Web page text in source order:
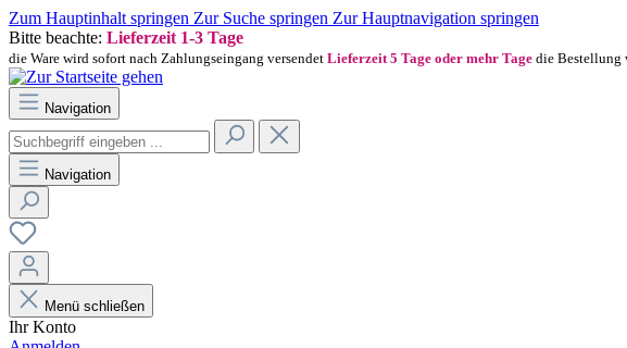
Zum Hauptinhalt springen Zur Suche springen Zur Hauptnavigation springen
Bitte beachte: Lieferzeit 1-3 Tage
die Ware wird sofort nach Zahlungseingang versendet Lieferzeit 5 Tage oder mehr Tage die Bestellung
Navigation
Navigation
Menü schließen
Ihr Konto